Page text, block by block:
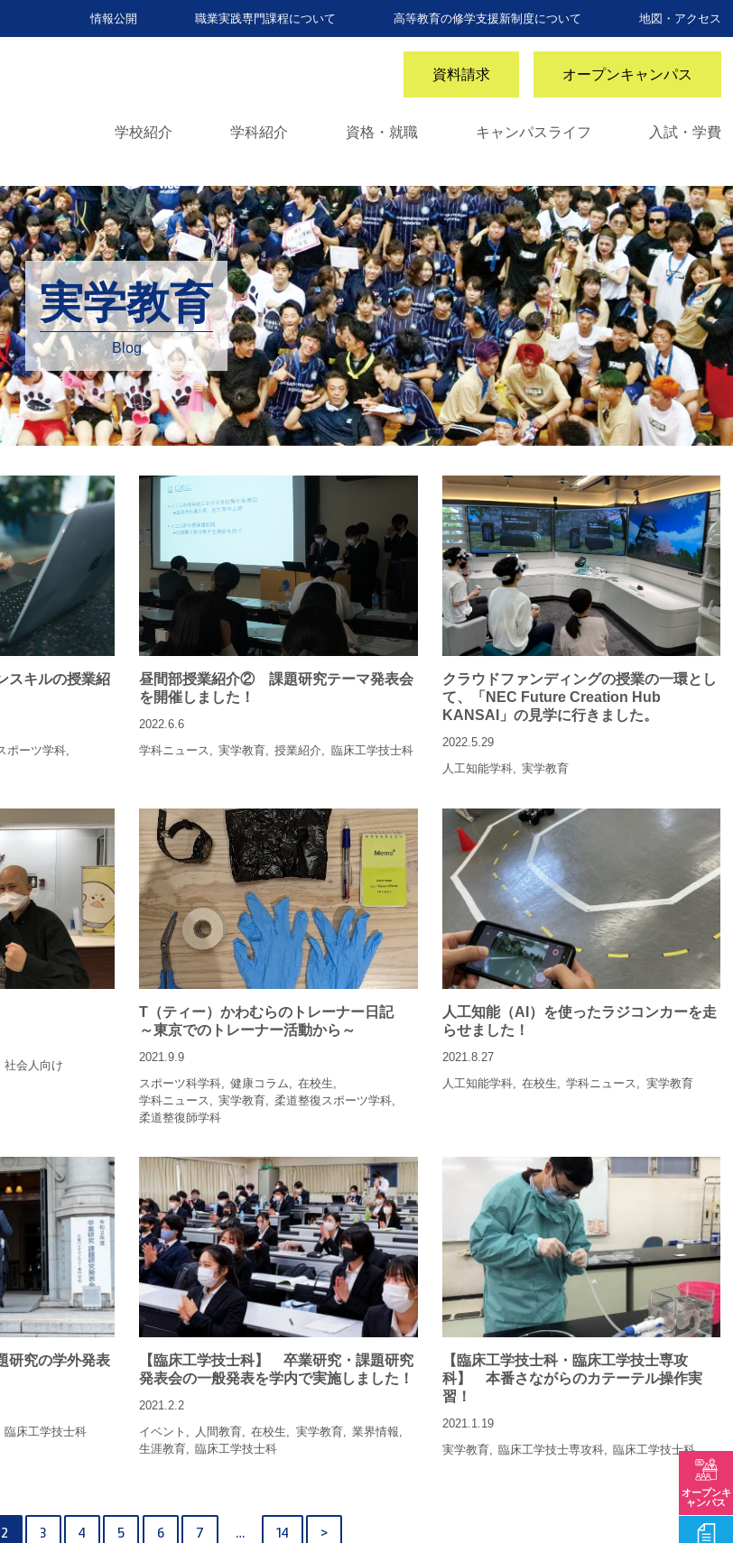
情報公開 職業実践専門課程について 高等教育の修学支援新制度について 地図・アクセス
資料請求 オープンキャンパス
学校紹介 学科紹介 資格・就職 キャンパスライフ 入試・学費
実学教育
Blog
スキルの授業紹
ポーツ学科
昼間部授業紹介② 課題研究テーマ発表会
を開催しました！
2022.6.6
学科ニュース
実学教育 授業紹介 臨床工学技士科
クラウドファンディングの授業の一環とし
て、「NEC Future Creation Hub
KANSAI」の見学に行きました。
2022.5.29
人工知能学科
実学教育
社会人向け
T（ティー）かわむらのトレーナー日記
～東京でのトレーナー活動から～
2021.9.9
スポーツ科学科
健康コラム
在校生
学科ニュース
実学教育
柔道整復スポーツ学科
柔道整復師学科
人工知能（AI）を使ったラジコンカーを走
らせました！
2021.8.27
人工知能学科
在校生 学科ニュース 実学教育
研究の学外発表
臨床工学技士科
【臨床工学技士科】 卒業研究・課題研究
発表会の一般発表を学内で実施しました！
2021.2.2
イベント
人間教育 在校生 実学教育
業界情報
生涯教育
臨床工学技士科
【臨床工学技士科・臨床工学技士専攻
科】 本番さながらのカテーテル操作実
習！
2021.1.19
実学教育
臨床工学技士専攻科 臨床工学技士科
2 3 4 5 6 7 … 14 >
オープンキ
ャンパス